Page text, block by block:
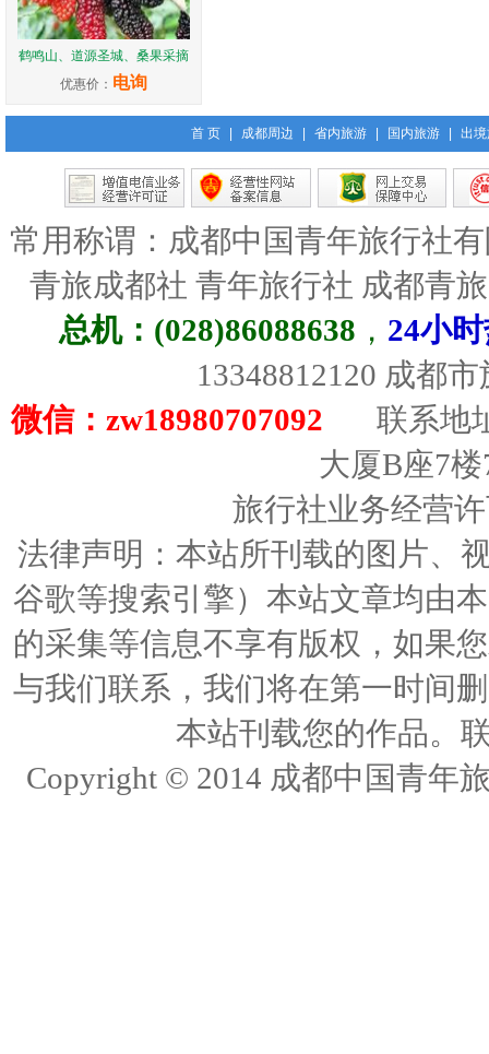
鹤鸣山、道源圣城、桑果采摘
优惠价： 电询
首 页 成都周边 省内旅游 国内旅游 出
常用称谓：成都中国青年旅行社
青旅成都社 青年旅行社 成都青
总机：(028)86088638 ， 24小
13348812120 成都
微信：zw18980707092
联系地
大厦B座7
旅行社业务经营
法律声明：本站所刊载的图片、
谷歌等搜索引擎）本站文章均由
的采集等信息不享有版权，如果
与我们联系，我们将在第一时间
本站刊载您的作品。
Copyright © 2014 成都中国青年